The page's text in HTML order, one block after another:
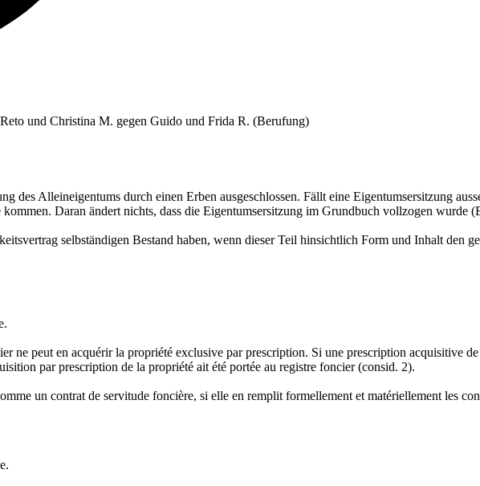
und Christina M. gegen Guido und Frida R. (Berufung)
des Alleineigentums durch einen Erben ausgeschlossen. Fällt eine Eigentumsersitzung
Daran ändert nichts, dass die Eigentumsersitzung im Grundbuch vollzogen wurde
selbständigen Bestand haben, wenn dieser Teil hinsichtlich Form und Inhalt den
ne peut en acquérir la propriété exclusive par prescription. Si une prescription acquisitive
par prescription de la propriété ait été portée au registre foncier (consid. 2).
un contrat de servitude foncière, si elle en remplit formellement et matériellement les